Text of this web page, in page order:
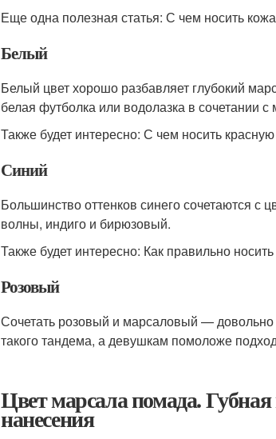
Еще одна полезная статья: С чем носить
Белый
Белый цвет хорошо разбавляет глубокий
белая футболка или водолазка в сочетании
Также будет интересно: С чем носить
Синий
Большинство оттенков синего сочетаются
волны, индиго и бирюзовый.
Также будет интересно: Как правильно
Розовый
Сочетать розовый и марсаловый —
такого тандема, а девушкам помоложе
Цвет марсала помада.
нанесения